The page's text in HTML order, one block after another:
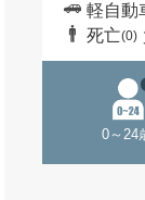
軽自動
死亡(0)
0～24